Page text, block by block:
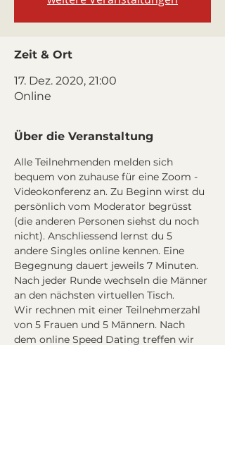
Zeit & Ort
17. Dez. 2020, 21:00
Online
Über die Veranstaltung
Alle Teilnehmenden melden sich
bequem von zuhause für eine Zoom -
Videokonferenz an. Zu Beginn wirst du
persönlich vom Moderator begrüsst
(die anderen Personen siehst du noch
nicht). Anschliessend lernst du 5
andere Singles online kennen. Eine
Begegnung dauert jeweils 7 Minuten.
Nach jeder Runde wechseln die Männer
an den nächsten virtuellen Tisch.
Wir rechnen mit einer Teilnehmerzahl
von 5 Frauen und 5 Männern. Nach
dem online Speed Dating treffen wir